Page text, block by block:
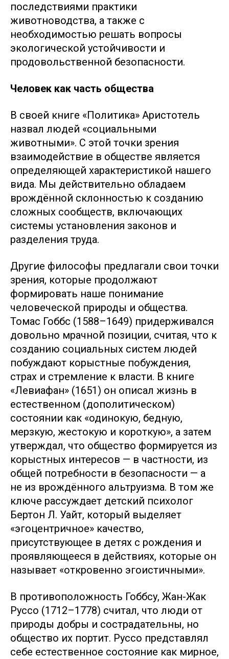
последствиями практики
животноводства, а также с
необходимостью решать вопросы
экологической устойчивости и
продовольственной безопасности.
Человек как часть общества
В своей книге «Политика» Аристотель
назвал людей «социальными
животными». С этой точки зрения
взаимодействие в обществе является
определяющей характеристикой нашего
вида. Мы действительно обладаем
врождённой склонностью к созданию
сложных сообществ, включающих
системы установления законов и
разделения труда.
Другие философы предлагали свои точки
зрения, которые продолжают
формировать наше понимание
человеческой природы и общества.
Томас Гоббс (1588–1649) придерживался
довольно мрачной позиции, считая, что к
созданию социальных систем людей
побуждают корыстные побуждения,
страх и стремление к власти. В книге
«Левиафан» (1651) он описал жизнь в
естественном (дополитическом)
состоянии как «одинокую, бедную,
мерзкую, жестокую и короткую», а затем
утверждал, что общество формируется из
корыстных интересов — в частности, из
общей потребности в безопасности — а
не из врождённого альтруизма. В том же
ключе рассуждает детский психолог
Бертон Л. Уайт, который выделяет
«эгоцентричное» качество,
присутствующее в детях с рождения и
проявляющееся в действиях, которые он
называет «откровенно эгоистичными».
В противоположность Гоббсу, Жан-Жак
Руссо (1712–1778) считал, что люди от
природы добры и сострадательны, но
общество их портит. Руссо представлял
себе естественное состояние как мирное,